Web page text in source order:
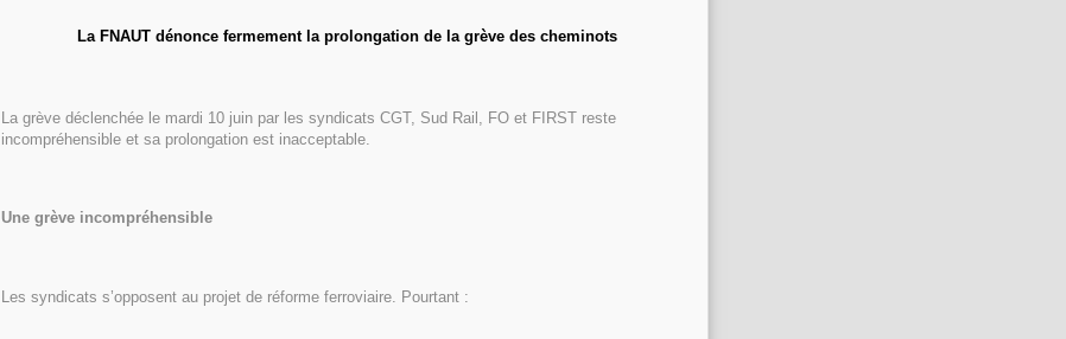
La FNAUT dénonce fermement la prolongation de la grève des cheminots
La grève déclenchée le mardi 10 juin par les syndicats CGT, Sud Rail, FO et FIRST reste
incompréhensible et sa prolongation est inacceptable.
Une grève incompréhensible
Les syndicats s’opposent au projet de réforme ferroviaire. Pourtant :